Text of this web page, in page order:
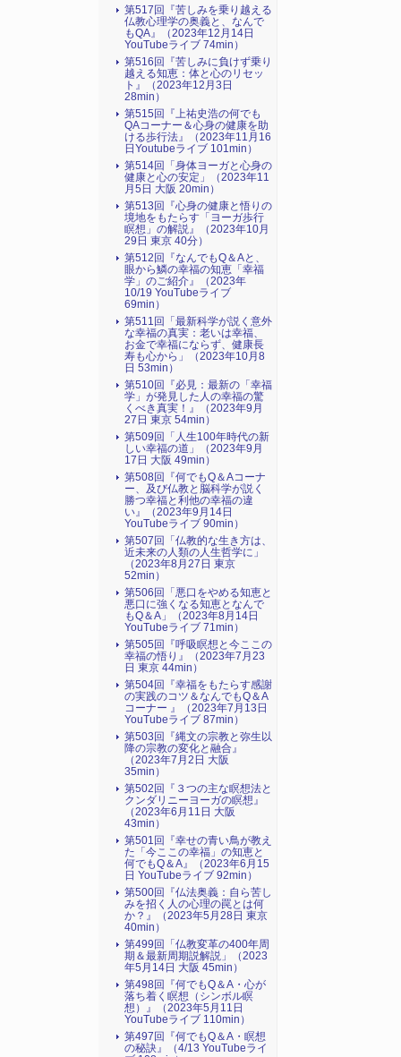
第517回『苦しみを乗り越える
仏教心理学の奥義と、なんで
もQA』（2023年12月14日
YouTubeライブ 74min）
第516回『苦しみに負けず乗り
越える知恵：体と心のリセッ
ト』（2023年12月3日
28min）
第515回『上祐史浩の何でも
QAコーナー＆心身の健康を助
ける歩行法』（2023年11月16
日Youtubeライブ 101min）
第514回「身体ヨーガと心身の
健康と心の安定」（2023年11
月5日 大阪 20min）
第513回『心身の健康と悟りの
境地をもたらす「ヨーガ歩行
瞑想」の解説』（2023年10月
29日 東京 40分）
第512回『なんでもQ＆Aと、
眼から鱗の幸福の知恵「幸福
学」のご紹介』（2023年
10/19 YouTubeライブ
69min）
第511回「最新科学が説く意外
な幸福の真実：老いは幸福、
お金で幸福にならず、健康長
寿も心から」（2023年10月8
日 53min）
第510回『必見：最新の「幸福
学」が発見した人の幸福の驚
くべき真実！』（2023年9月
27日 東京 54min）
第509回「人生100年時代の新
しい幸福の道」（2023年9月
17日 大阪 49min）
第508回『何でもQ＆Aコーナ
ー、及び仏教と脳科学が説く
勝つ幸福と利他の幸福の違
い』（2023年9月14日
YouTubeライブ 90min）
第507回「仏教的な生き方は、
近未来の人類の人生哲学に」
（2023年8月27日 東京
52min）
第506回「悪口をやめる知恵と
悪口に強くなる知恵となんで
もQ＆A」（2023年8月14日
YouTubeライブ 71min）
第505回『呼吸瞑想と今ここの
幸福の悟り』（2023年7月23
日 東京 44min）
第504回『幸福をもたらす感謝
の実践のコツ＆なんでもQ＆A
コーナー 』（2023年7月13日
YouTubeライブ 87min）
第503回『縄文の宗教と弥生以
降の宗教の変化と融合』
（2023年7月2日 大阪
35min）
第502回『３つの主な瞑想法と
クンダリニーヨーガの瞑想』
（2023年6月11日 大阪
43min）
第501回『幸せの青い鳥が教え
た「今ここの幸福」の知恵と
何でもQ＆A』（2023年6月15
日 YouTubeライブ 92min）
第500回『仏法奥義：自ら苦し
みを招く人の心理の罠とは何
か？』（2023年5月28日 東京
40min）
第499回「仏教変革の400年周
期＆最新周期説解説」（2023
年5月14日 大阪 45min）
第498回『何でもQ＆A・心が
落ち着く瞑想（シンボル瞑
想）』（2023年5月11日
YouTubeライブ 110min）
第497回『何でもQ＆A・瞑想
の秘訣』（4/13 YouTubeライ